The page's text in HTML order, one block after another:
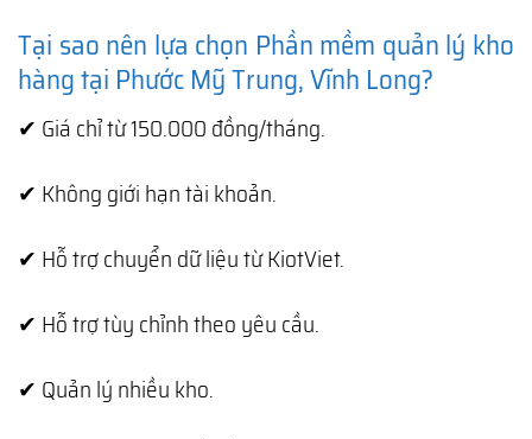
Tại sao nên lựa chọn Phần mềm quản lý kho
hàng tại Phước Mỹ Trung, Vĩnh Long?
✔ Giá chỉ từ 150.000 đồng/tháng.
✔ Không giới hạn tài khoản.
✔ Hỗ trợ chuyển dữ liệu từ KiotViet.
✔ Hỗ trợ tùy chỉnh theo yêu cầu.
✔ Quản lý nhiều kho.